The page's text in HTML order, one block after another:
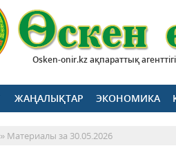
Osken-onir.kz ақпараттық агенттігі
ЖАҢАЛЫҚТАР ЭКОНОМИКА
» Материалы за 30.05.2026